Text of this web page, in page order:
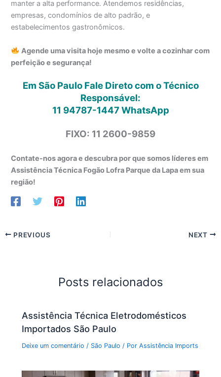
manter a alta performance. Atendemos residências,
empresas, condomínios de alto padrão, e
estabelecimentos gastronômicos.
Agende uma visita hoje mesmo e volte a cozinhar com
perfeição e segurança!
Em São Paulo Fale Direto com o Técnico
Responsável:
11 94787-1447WhatsApp
FIXO: 11 2600-9859
Contate-nos agora e descubra por que somos líderes em
Assistência Técnica Fogão Lofra Parque da Lapa em sua
região!
PREVIOUS NEXT
Posts relacionados
Assistência Técnica Eletrodomésticos
Importados São Paulo
Deixe um comentário / São Paulo / PorAssistência Imports